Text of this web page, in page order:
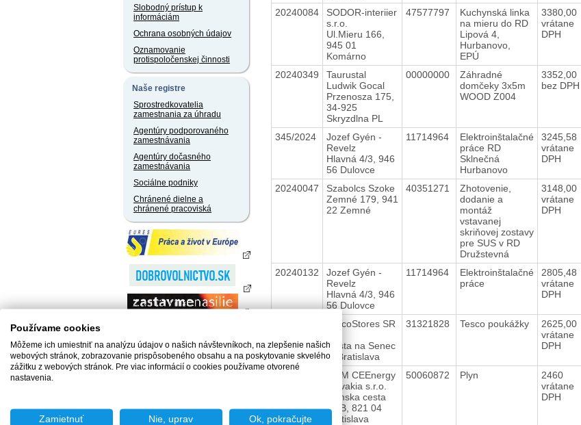
Slobodný prístup k
informáciám
Ochrana osobných údajov
Oznamovanie
protispoločenskej činnosti
Naše registre
Sprostredkovatelia
zamestnania za úhradu
Agentúry podporovaného
zamestnávania
Agentúry dočasného
zamestnávania
Sociálne podniky
Chránené dielne a
chránené pracoviská
20240084
SODOR-interiier
s.r.o.
Ul.Mieru 166,
945 01
Komárno
47577797
Kuchynská linka
na mieru do RD
Lipová 4,
Hurbanovo,
EPÚ
3380,00
vrátane
DPH
20240349
Taurustal
Ludwik Gocal
Przenosza 175,
34-925
Skryzdlna PL
00000000
Záhradné
domčeky 3x5m
WOOD Z004
3352,00
bez DPH
345/2024
Jozef Gyén -
Revelz
Hlavná 4/3, 946
56 Dulovce
11714964
Elektroinštalačné
práce RD
Sklnečná
Hurbanovo
3245,58
vrátane
DPH
20240047
Szabolcs Szoke
Zemné 179, 941
22 Zemné
40351271
Zhotovenie,
dodanie a
montáž
vstavanej
skriňovej zostavy
pre SUS v RD
Družstevná
3148,00
vrátane
DPH
20240132
Jozef Gyén -
Revelz
Hlavná 4/3, 946
56 Dulovce
11714964
Elektroinštalačné
práce
2805,48
vrátane
DPH
TescoStores SR
Cesta na Senec
2, Bratislava
31321828 Tesco poukážky
2625,00
vrátane
DPH
MVM CEEnergy
Slovakia s.r.o.
Ivánska cesta
30/B, 821 04
Bratislava
50060872 Plyn
2460
vrátane
DPH
Používame cookies
Môžeme ich umiestniť na analýzu údajov o našich návštevníkoch, na zlepšenie našich
webových stránok, zobrazovanie prispôsobeného obsahu a na poskytovanie skvelého
zážitku z webových stránok. Pre viac informácií o cookies používame otvorené
nastavenia.
Zamietnuť Nie, uprav Ok, pokračujte